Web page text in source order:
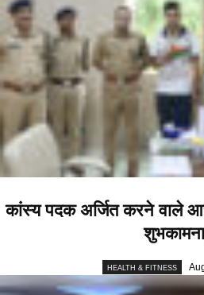
कांस्य पदक अर्जित करने वाले
HEALTH & FITNESS